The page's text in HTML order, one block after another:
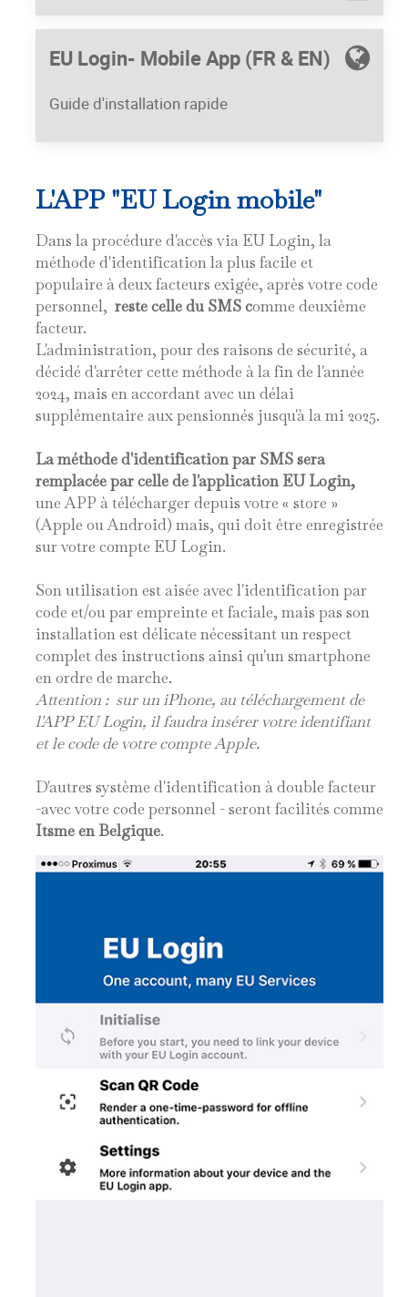
EU Login- Mobile App (FR & EN)
Guide d'installation rapide
L'APP "EU Login mobile"
Dans la procédure d'accès via EU Login, la
méthode d'identification la plus facile et
populaire à deux facteurs exigée, après votre code
personnel, reste celle du SMS comme deuxième
facteur.
L'administration, pour des raisons de sécurité, a
décidé d'arrêter cette méthode à la fin de l'année
2024, mais en accordant avec un délai
supplémentaire aux pensionnés jusqu'à la mi 2025.
La méthode d'identification par SMS sera
remplacée par celle de l'application EU Login,
une APP à télécharger depuis votre « store »
(Apple ou Android) mais, qui doit être enregistrée
sur votre compte EU Login.
Son utilisation est aisée avec l'identification par
code et/ou par empreinte et faciale, mais pas son
installation est délicate nécessitant un respect
complet des instructions ainsi qu'un smartphone
en ordre de marche.
Attention : sur un iPhone, au téléchargement de
l'APP EU Login, il faudra insérer votre identifiant
et le code de votre compte Apple.
D'autres système d'identification à double facteur
-avec votre code personnel - seront facilités comme
Itsme en Belgique.